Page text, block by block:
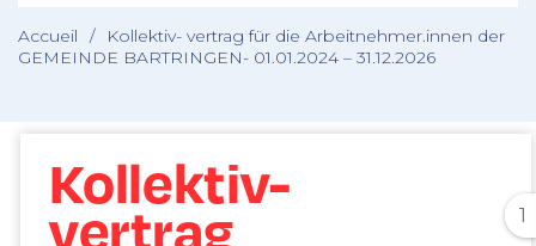
Accueil /
Kollektiv- vertrag für die Arbeitnehmer.innen der
GEMEINDE BARTRINGEN- 01.01.2024 – 31.12.2026
1